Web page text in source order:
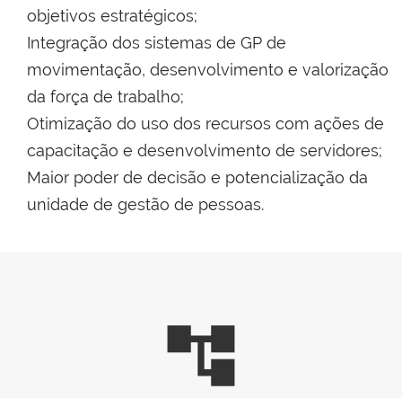
objetivos estratégicos;
Integração dos sistemas de GP de
movimentação, desenvolvimento e valorização
da força de trabalho;
Otimização do uso dos recursos com ações de
capacitação e desenvolvimento de servidores;
Maior poder de decisão e potencialização da
unidade de gestão de pessoas.
account_tree